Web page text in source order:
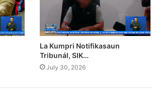
La Kumpri Notifikasaun
Tribunál, SIK…
July 30, 2026